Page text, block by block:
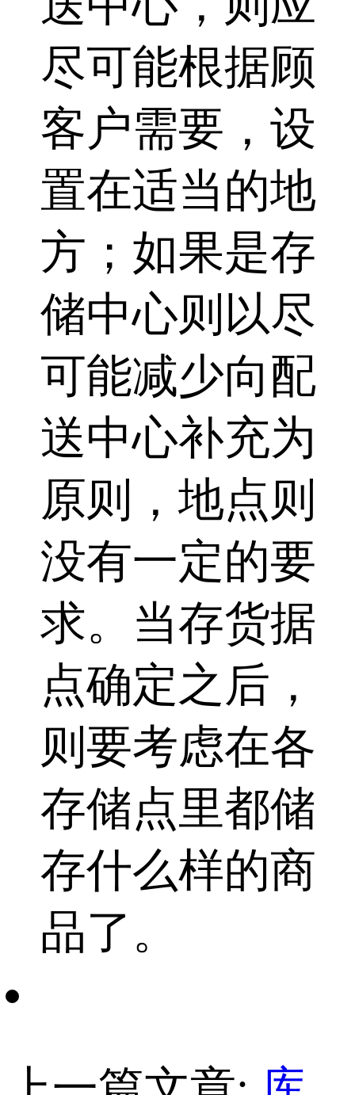
尽可能根据顾
客户需要，设
置在适当的地
方；如果是存
储中心则以尽
可能减少向配
送中心补充为
原则，地点则
没有一定的要
求。当存货据
点确定之后，
则要考虑在各
存储点里都储
存什么样的商
品了。